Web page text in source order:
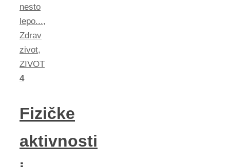
nesto
lepo...,
Zdrav
zivot,
ZIVOT
4
Fizičke
aktivnosti